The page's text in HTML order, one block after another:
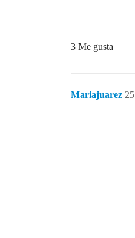
3 Me gusta
Mariajuarez 25